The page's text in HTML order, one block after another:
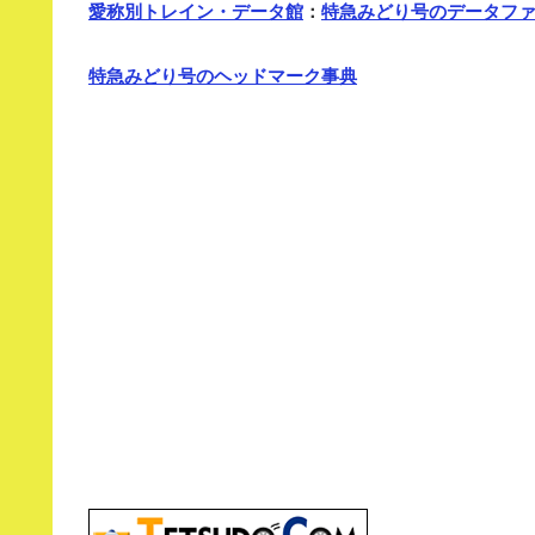
愛称別トレイン・データ館 ： 特急みどり号のデータフ
特急みどり号のヘッドマーク事典